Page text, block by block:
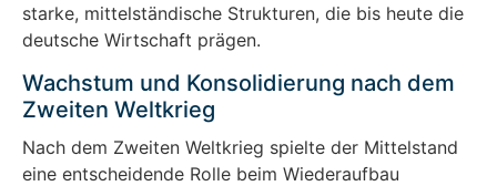
starke, mittelständische Strukturen, die bis heute die
deutsche Wirtschaft prägen.
Wachstum und Konsolidierung nach dem
Zweiten Weltkrieg
Nach dem Zweiten Weltkrieg spielte der Mittelstand
eine entscheidende Rolle beim Wiederaufbau